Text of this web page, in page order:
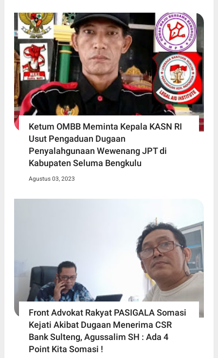
Ketum OMBB Meminta Kepala KASN RI
Usut Pengaduan Dugaan
Penyalahgunaan Wewenang JPT di
Kabupaten Seluma Bengkulu
Agustus 03, 2023
Front Advokat Rakyat PASIGALA Somasi
Kejati Akibat Dugaan Menerima CSR
Bank Sulteng, Agussalim SH : Ada 4
Point Kita Somasi !